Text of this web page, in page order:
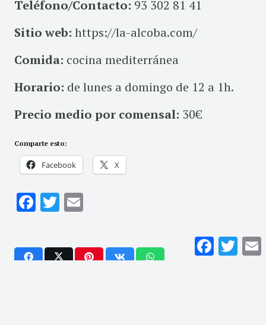
Teléfono/Contacto: 93 302 81 41
Sitio web: https://la-alcoba.com/
Comida: cocina mediterránea
Horario: de lunes a domingo de 12 a 1h.
Precio medio por comensal: 30€
Comparte esto:
Facebook X
Facebook
Twitter
Facebook